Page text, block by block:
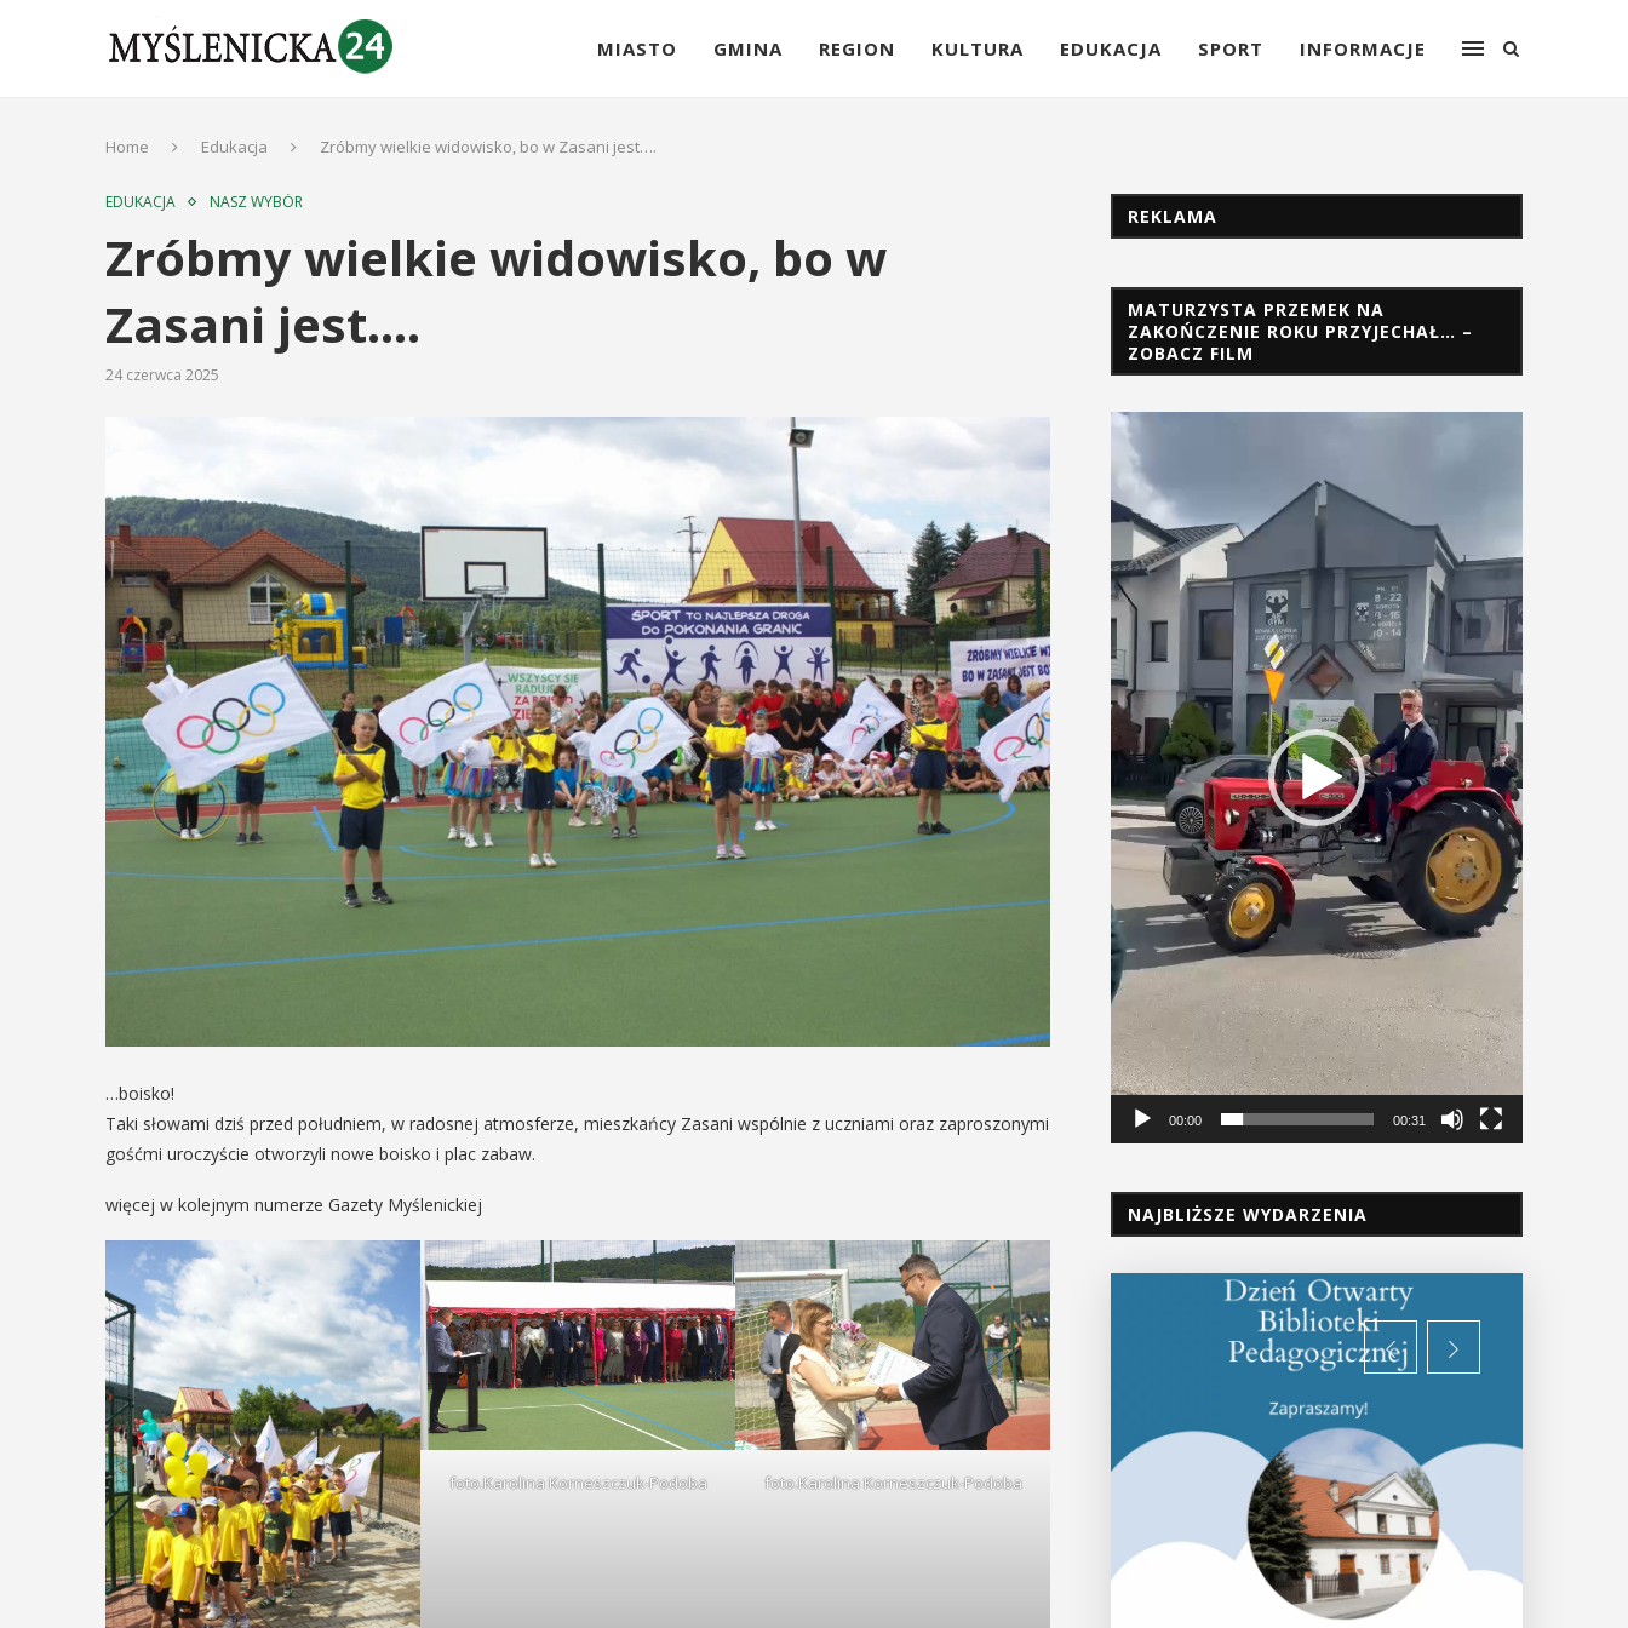
MIASTO GMINA REGION KULTURA EDUKACJA SPORT INFORMACJE
Home Edukacja Zróbmy wielkie widowisko, bo w Zasani jest….
EDUKACJA NASZ WYBÓR
Zróbmy wielkie widowisko, bo w
Zasani jest….
24 czerwca 2025
…boisko!
Taki słowami dziś przed południem, w radosnej atmosferze, mieszkańcy Zasani wspólnie z uczniami oraz zaproszonymi
gośćmi uroczyście otworzyli nowe boisko i plac zabaw.
więcej w kolejnym numerze Gazety Myślenickiej
foto.Karolina Korneszczuk-Podoba foto.Karolina Korneszczuk-Podoba
REKLAMA
MATURZYSTA PRZEMEK NA
ZAKOŃCZENIE ROKU PRZYJECHAŁ… –
ZOBACZ FILM
Odtwarzacz
video
00:00 00:31
NAJBLIŻSZE WYDARZENIA